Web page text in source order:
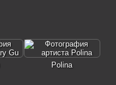
Polina